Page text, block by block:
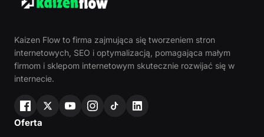
Kaizen Flow to firma zajmująca się tworzeniem stron
internetowych, SEO i optymalizacją, pomagająca małym
firmom i sklepom internetowym skutecznie rozwijać się w
internecie.
Oferta